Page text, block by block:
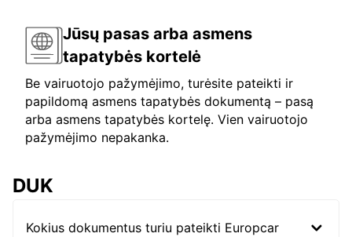
Jūsų pasas arba asmens
tapatybės kortelė
Be vairuotojo pažymėjimo, turėsite pateikti ir
papildomą asmens tapatybės dokumentą – pasą
arba asmens tapatybės kortelę. Vien vairuotojo
pažymėjimo nepakanka.
DUK
Kokius dokumentus turiu pateikti Europcar